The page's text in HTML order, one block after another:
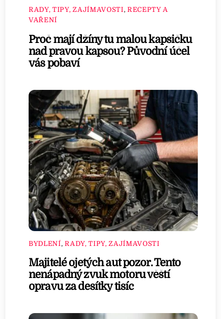
RADY, TIPY, ZAJÍMAVOSTI, RECEPTY A
VAŘENÍ
Proč mají džíny tu malou kapsičku
nad pravou kapsou? Původní účel
vás pobaví
BYDLENÍ,RADY, TIPY, ZAJÍMAVOSTI
Majitelé ojetých aut pozor. Tento
nenápadný zvuk motoru věští
opravu za desítky tisíc